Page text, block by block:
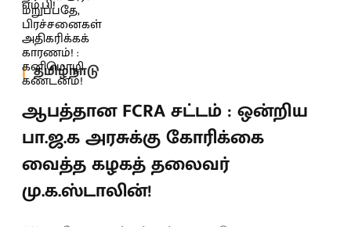
தமிழ்நாடு
ஆபத்தான FCRA சட்டம் : ஒன்றிய
பா.ஜ.க அரசுக்கு கோரிக்கை
வைத்த கழகத் தலைவர்
மு.க.ஸ்டாலின்!